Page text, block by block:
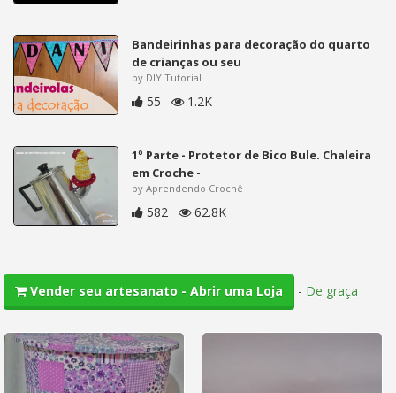
Bandeirinhas para decoração do quarto
de crianças ou seu
by DIY Tutorial
55 1.2K
1º Parte - Protetor de Bico Bule. Chaleira
em Croche -
by Aprendendo Crochê
582 62.8K
Vender seu artesanato - Abrir uma Loja - De graça